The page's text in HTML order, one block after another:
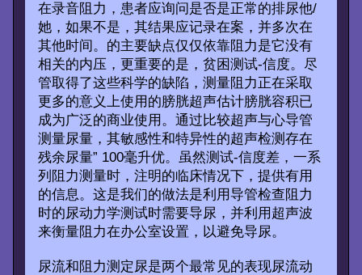
在录音阻力，患者应询问是否是正常的排尿他/
她，如果不是，其结果应记录在案，并多次在
其他时间。的主要缺点仅仅依靠阻力是它没有
相关的内压，更重要的是，贫困测试-信度。尽
管取得了这些科学的缺陷，测量阻力正在采取
更多的意义上使用的膀胱超声估计膀胱容积已
成为广泛的商业使用。通过比较超声与心导管
测量尿量，其敏感性和特异性的超声检测存在
残余尿量” 100毫升优。虽然测试-信度差，一系
列阻力测量时，注明的临床情况下，提供有用
的信息。这是我们的做法是利用导管检查阻力
时的尿动力学测试时需要导尿，并利用超声波
来衡量阻力在办公室设置，以避免导尿。
尿流和阻力测定尿是两个最常见的表现尿流动